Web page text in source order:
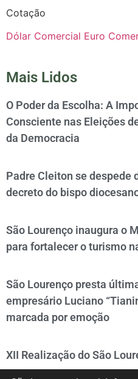
Cotação
Dólar Comercial Euro
Mais Lidos
O Poder da Escolha: A
Consciente nas Eleições
da Democracia
Padre Cleiton se despede
decreto do bispo
São Lourenço inaugura o
para fortalecer o turismo
São Lourenço presta
empresário Luciano
marcada por emoção
XII Realização do São